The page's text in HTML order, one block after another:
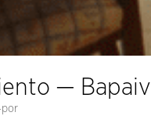
— Bapaiv
por